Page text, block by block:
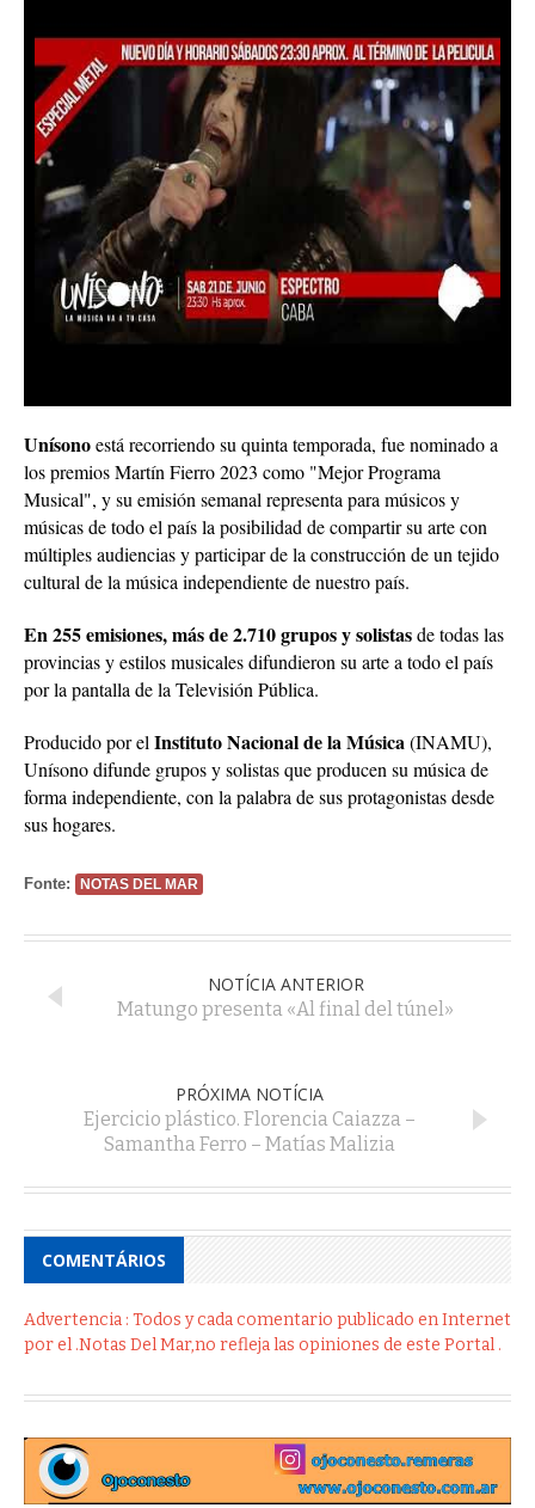
Unísonoestá recorriendo su quinta temporada, fue nominado a
los premios Martín Fierro 2023 como "Mejor Programa
Musical", y su emisión semanal representa para músicos y
músicas de todo el país la posibilidad de compartir su arte con
múltiples audiencias y participar de la construcción de un tejido
cultural de la música independiente de nuestro país.
En 255 emisiones, más de 2.710 grupos y solistasde todas las
provincias y estilos musicales difundieron su arte a todo el país
por la pantalla de la Televisión Pública.
Producido por el Instituto Nacional de la Música(INAMU),
Unísono difunde grupos y solistas que producen su música de
forma independiente, con la palabra de sus protagonistas desde
sus hogares.
Fonte: NOTAS DEL MAR
NOTÍCIA ANTERIOR
Matungo presenta «Al final del túnel»
PRÓXIMA NOTÍCIA
Ejercicio plástico. Florencia Caiazza –
Samantha Ferro – Matías Malizia
COMENTÁRIOS
Advertencia : Todos y cada comentario publicado en Internet
por el .Notas Del Mar,no refleja las opiniones de este Portal .